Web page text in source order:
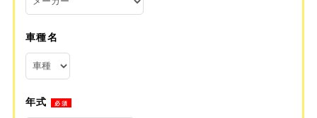
車種名
年式 必須